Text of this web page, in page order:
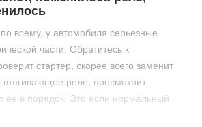
всему, у автомобиля серьезные
части. Обратитесь к
стартер, скорее всего заменит
втягивающее реле, просмотрит
ее в порядок. Это если нормальный